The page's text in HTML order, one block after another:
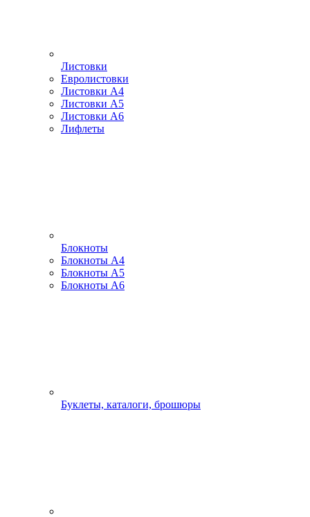
Листовки
Евролистовки
Листовки А4
Листовки А5
Листовки А6
Лифлеты
Блокноты
Блокноты А4
Блокноты А5
Блокноты А6
Буклеты, каталоги, брошюры